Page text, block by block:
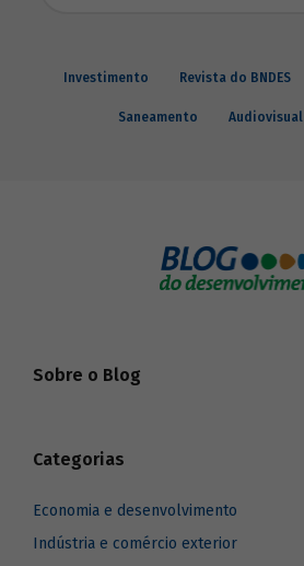
Investimento Revista do BNDES
Saneamento Audiovisual
Sobre o Blog
Categorias
Economia e desenvolvimento
Indústria e comércio exterior